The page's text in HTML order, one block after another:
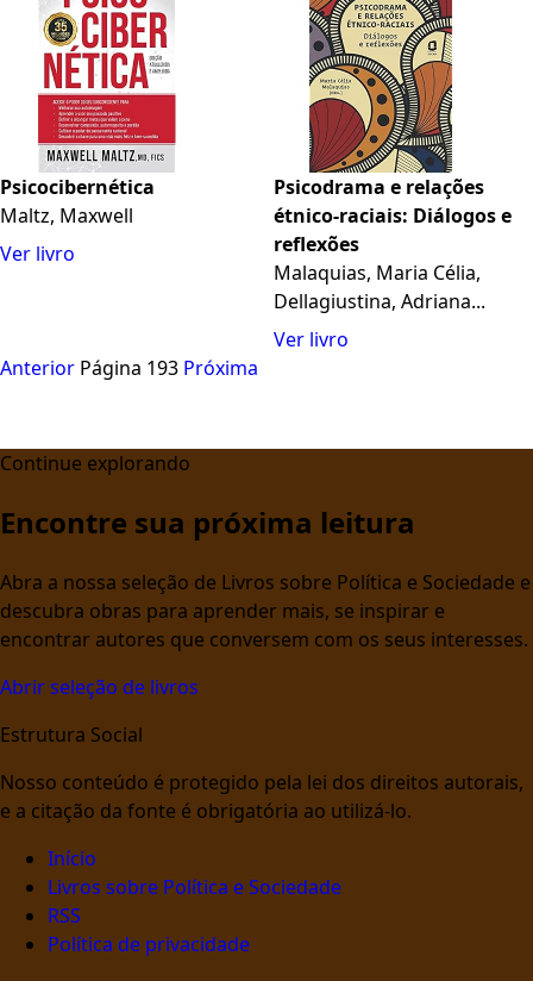
Psicocibernética
Maltz, Maxwell
Ver livro
Psicodrama e relações
étnico-raciais: Diálogos e
reflexões
Malaquias, Maria Célia,
Dellagiustina, Adriana...
Ver livro
Anterior Página 193 Próxima
Continue explorando
Encontre sua próxima leitura
Abra a nossa seleção de Livros sobre Política e Sociedade e
descubra obras para aprender mais, se inspirar e
encontrar autores que conversem com os seus interesses.
Abrir seleção de livros
Estrutura Social
Nosso conteúdo é protegido pela lei dos direitos autorais,
e a citação da fonte é obrigatória ao utilizá-lo.
Início
Livros sobre Política e Sociedade
RSS
Política de privacidade